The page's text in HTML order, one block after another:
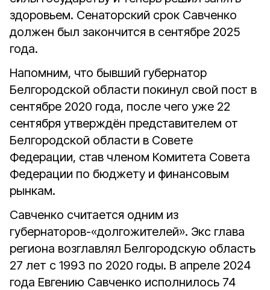
здоровьем. Сенаторский срок Савченко
должен был закончится в сентябре 2025
года.
Напомним, что бывший губернатор
Белгородской области покинул свой пост в
сентябре 2020 года, после чего уже 22
сентября утверждён представителем от
Белгородской области в Совете
Федерации, став членом Комитета Совета
Федерации по бюджету и финансовым
рынкам.
Савченко считается одним из
губернаторов-«долгожителей». Экс глава
региона возглавлял Белгородскую область
27 лет с 1993 по 2020 годы. В апреле 2024
года Евгению Савченко исполнилось 74